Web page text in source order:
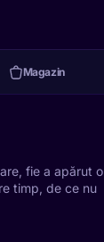
Magazin
fie a apărut o
timp, de ce nu